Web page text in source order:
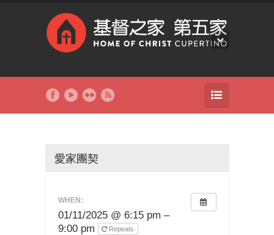
愛家團契
WHEN:
01/11/2025 @ 6:15 pm –
9:00 pm
Repeats